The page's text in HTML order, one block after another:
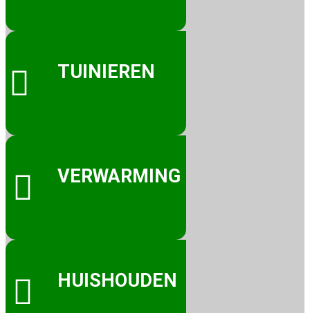
 TUINIEREN
 VERWARMING
 HUISHOUDEN